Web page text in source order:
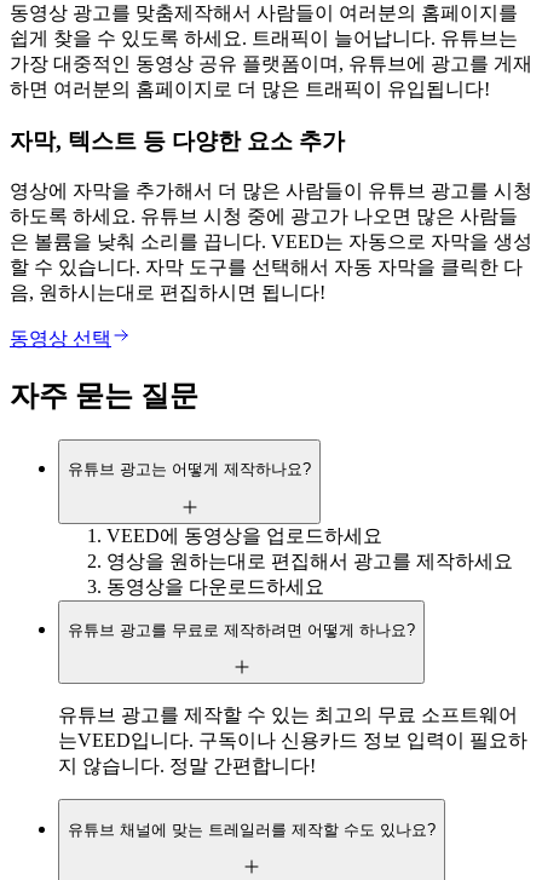
동영상 광고를 맞춤제작해서 사람들이 여러분의 홈페이지를
쉽게 찾을 수 있도록 하세요. 트래픽이 늘어납니다. 유튜브는
가장 대중적인 동영상 공유 플랫폼이며, 유튜브에 광고를 게재
하면 여러분의 홈페이지로 더 많은 트래픽이 유입됩니다!
자막, 텍스트 등 다양한 요소 추가
영상에 자막을 추가해서 더 많은 사람들이 유튜브 광고를 시청
하도록 하세요. 유튜브 시청 중에 광고가 나오면 많은 사람들
은 볼륨을 낮춰 소리를 끕니다. VEED는 자동으로 자막을 생성
할 수 있습니다. 자막 도구를 선택해서 자동 자막을 클릭한 다
음, 원하시는대로 편집하시면 됩니다!
동영상 선택
자주 묻는 질문
유튜브 광고는 어떻게 제작하나요?
VEED에 동영상을 업로드하세요
영상을 원하는대로 편집해서 광고를 제작하세요
동영상을 다운로드하세요
유튜브 광고를 무료로 제작하려면 어떻게 하나요?
유튜브 광고를 제작할 수 있는 최고의 무료 소프트웨어
는VEED입니다. 구독이나 신용카드 정보 입력이 필요하
지 않습니다. 정말 간편합니다!
유튜브 채널에 맞는 트레일러를 제작할 수도 있나요?